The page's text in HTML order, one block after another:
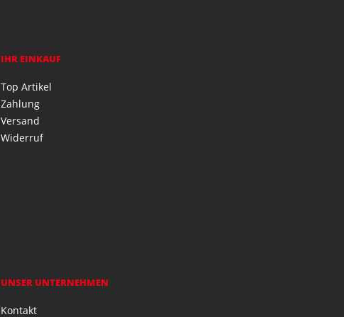
IHR EINKAUF
Top Artikel
Zahlung
Versand
Widerruf
UNSER UNTERNEHMEN
Kontakt